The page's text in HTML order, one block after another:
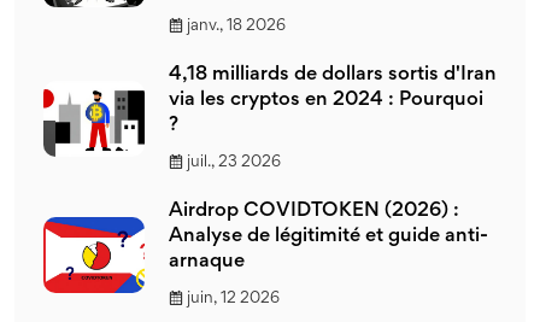
janv., 18 2026
4,18 milliards de dollars sortis d'Iran
via les cryptos en 2024 : Pourquoi
?
juil., 23 2026
Airdrop COVIDTOKEN (2026) :
Analyse de légitimité et guide anti-
arnaque
juin, 12 2026